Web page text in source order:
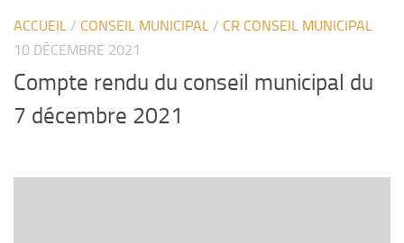
ACCUEIL / CONSEIL MUNICIPAL / CR CONSEIL MUNICIPAL
10 DÉCEMBRE 2021
Compte rendu du conseil municipal du
7 décembre 2021